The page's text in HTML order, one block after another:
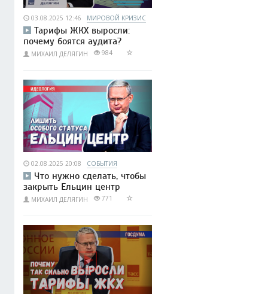
03.08.2025 12:46 МИРОВОЙ КРИЗИС
Тарифы ЖКХ выросли:
почему боятся аудита?
МИХАИЛ ДЕЛЯГИН 984
02.08.2025 20:08 СОБЫТИЯ
Что нужно сделать, чтобы
закрыть Ельцин центр
МИХАИЛ ДЕЛЯГИН 771